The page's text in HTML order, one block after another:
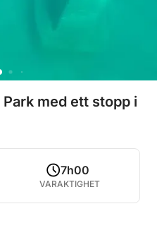
med ett stopp i
7h00
VARAKTIGHET